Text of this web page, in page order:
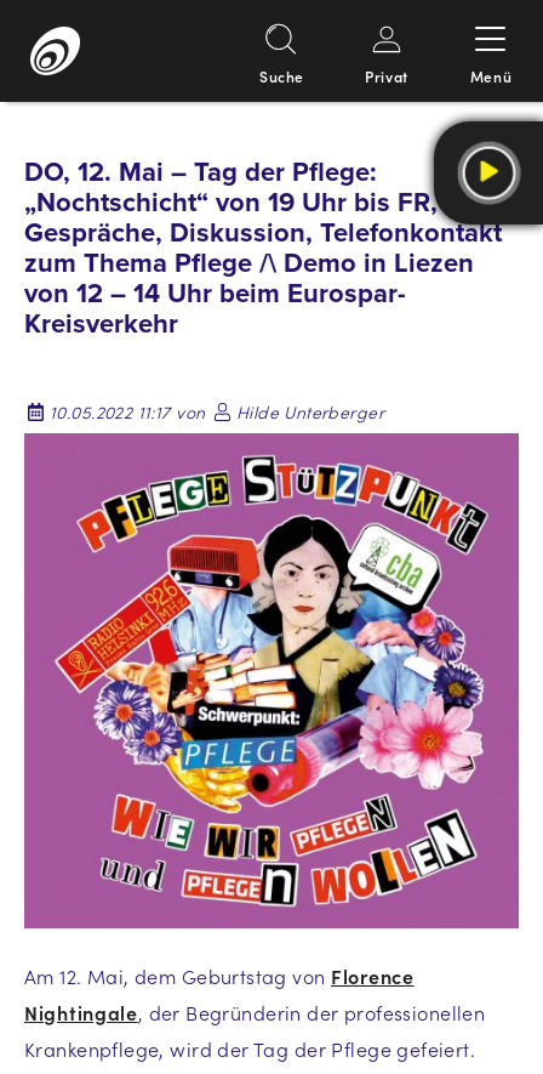
Inhalt
Suche Privat Menü
DO, 12. Mai – Tag der Pflege:
„Nochtschicht“ von 19 Uhr bis FR, 7 Uhr:
Gespräche, Diskussion, Telefonkontakt
zum Thema Pflege /\ Demo in Liezen
von 12 – 14 Uhr beim Eurospar-
Kreisverkehr
10.05.2022 11:17 von Hilde Unterberger
Am 12. Mai, dem Geburtstag von Florence
Nightingale, der Begründerin der professionellen
Krankenpflege, wird der Tag der Pflege gefeiert.